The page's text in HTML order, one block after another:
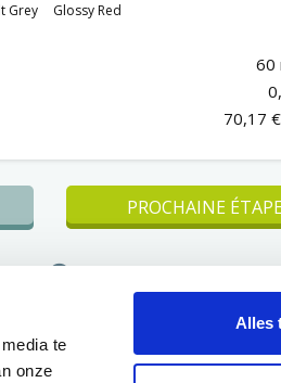
te
onze
Alles
Grey Glossy Red
60
70,17
PROCHAINE
seule fois
ouvrable à la question de